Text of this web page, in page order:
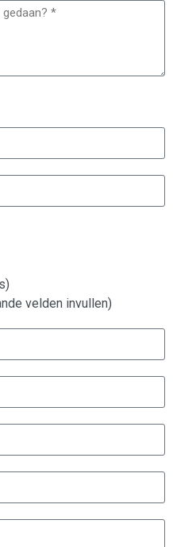
velden invullen)